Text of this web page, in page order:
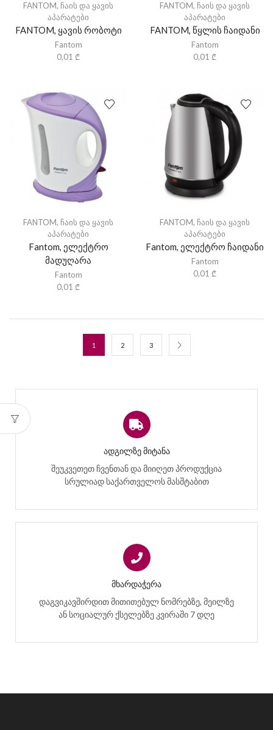
FANTOM, ჩაის და ყავის
აპარატები
FANTOM, ყავის რობოტი
Fantom
0,01 ₾
FANTOM, ჩაის და ყავის
აპარატები
FANTOM, წყლის ჩაიდანი
Fantom
0,01 ₾
FANTOM, ჩაის და ყავის
აპარატები
Fantom, ელექტრო
მადუღარა
Fantom
0,01 ₾
FANTOM, ჩაის და ყავის
აპარატები
Fantom, ელექტრო ჩაიდანი
Fantom
0,01 ₾
1 2 3
ᲐᲓᲒᲘᲚᲖᲔ ᲛᲘᲢᲐᲜᲐ
შეუკვეთეთ ჩვენთან და მიიღეთ პროდუქცია
სრულიად საქართველოს მასშტაბით
ᲛᲮᲐᲠᲓᲐᲭᲔᲠᲐ
დაგვიკავშირდით მითითებულ ნომრებზე, მეილზე
ან სოციალურ ქსელებზე კვირაში 7 დღე